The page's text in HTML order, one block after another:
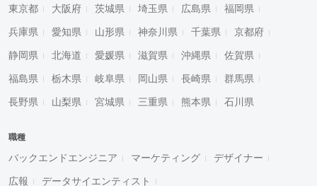
東京都 大阪府 茨城県 埼玉県 広島県 福岡県
兵庫県 愛知県 山形県 神奈川県 千葉県 京都府
静岡県 北海道 愛媛県 滋賀県 沖縄県 佐賀県
福島県 栃木県 岐阜県 岡山県 長崎県 群馬県
長野県 山梨県 宮城県 三重県 熊本県 石川県
職種
バックエンドエンジニア マーケティング デザイナー
広報 データサイエンティスト